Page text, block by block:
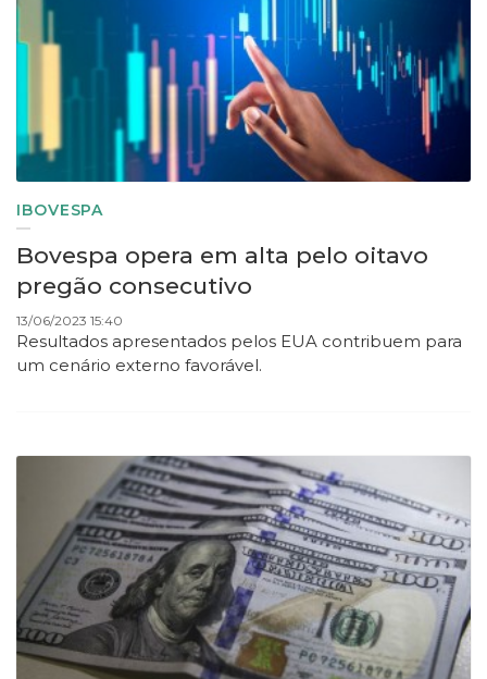
IBOVESPA
Bovespa opera em alta pelo oitavo
pregão consecutivo
13/06/2023 15:40
Resultados apresentados pelos EUA contribuem para
um cenário externo favorável.